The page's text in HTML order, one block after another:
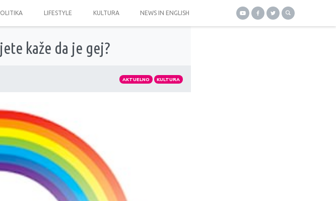
LIFESTYLE KULTURA NEWS IN ENGLISH
kaže da je gej?
AKTUELNO KULTURA